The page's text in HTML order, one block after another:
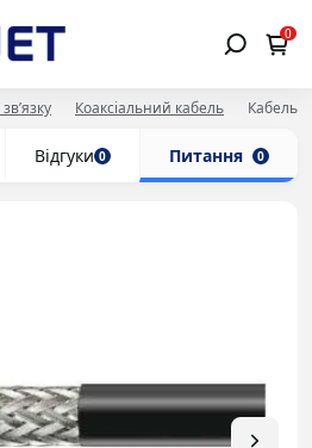
0
Коаксіальний кабель Кабель
Відгуки 0 Питання 0